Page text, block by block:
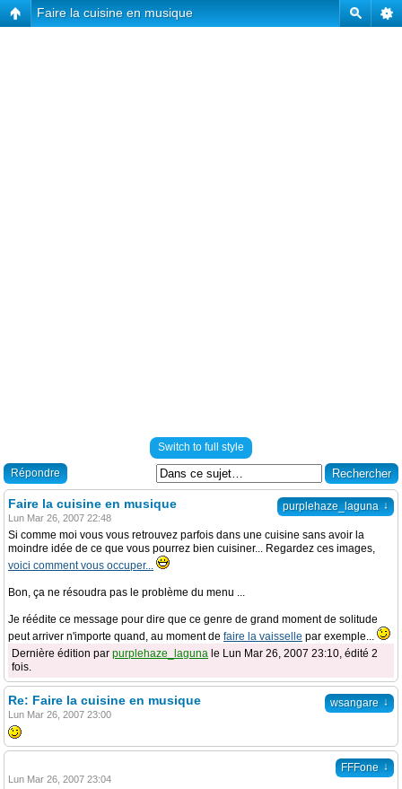
Faire la cuisine en musique
Switch to full style
Répondre
purplehaze_laguna ↓
Faire la cuisine en musique
Lun Mar 26, 2007 22:48
Si comme moi vous vous retrouvez parfois dans une cuisine sans avoir la
moindre idée de ce que vous pourrez bien cuisiner... Regardez ces images,
voici comment vous occuper...
Bon, ça ne résoudra pas le problème du menu ...
Je réédite ce message pour dire que ce genre de grand moment de solitude
peut arriver n'importe quand, au moment de faire la vaisselle par exemple...
Dernière édition par purplehaze_laguna le Lun Mar 26, 2007 23:10, édité 2
fois.
wsangare ↓
Re: Faire la cuisine en musique
Lun Mar 26, 2007 23:00
FFFone ↓
Lun Mar 26, 2007 23:04